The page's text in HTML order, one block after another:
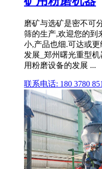
磨矿与选矿是密不可
筛的生产,欢迎您的到
小,产品也细.可达或
发展_郑州曙光重型
用粉磨设备的发展 ...
联系电话: 180 3780